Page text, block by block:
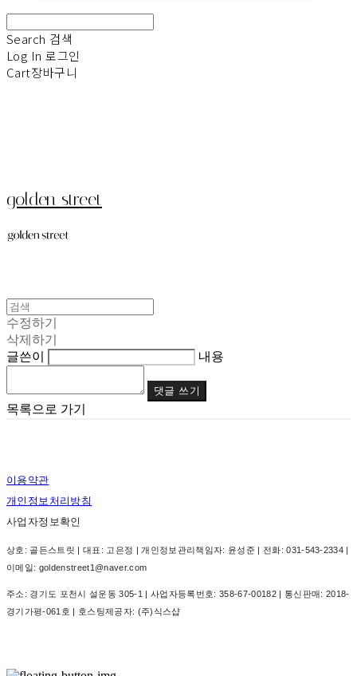
Search 검색
Log In 로그인
Cart장바구니
golden street
수정하기
삭제하기
글쓴이
내용
댓글 쓰기
목록으로 가기
이용약관
개인정보처리방침
사업자정보확인
상호: 골든스트릿 | 대표: 고은정 | 개인정보관리책임자: 윤성준 | 전화: 031-543-2334 |
이메일: goldenstreet1@naver.com
주소: 경기도 포천시 설운동 305-1 | 사업자등록번호: 358-67-00182| 통신판매: 2018-
경기가평-061호 | 호스팅제공자: (주)식스샵